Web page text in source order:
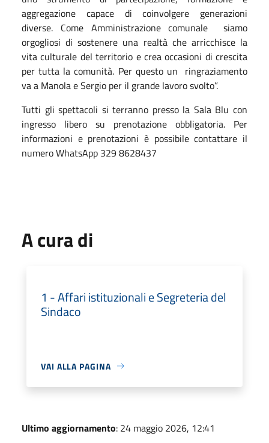
aggregazione capace di coinvolgere generazioni
diverse. Come Amministrazione comunale siamo
orgogliosi di sostenere una realtà che arricchisce la
vita culturale del territorio e crea occasioni di crescita
per tutta la comunità. Per questo un ringraziamento
va a Manola e Sergio per il grande lavoro svolto”.
Tutti gli spettacoli si terranno presso la Sala Blu con
ingresso libero su prenotazione obbligatoria. Per
informazioni e prenotazioni è possibile contattare il
numero WhatsApp 329 8628437
A cura di
1 - Affari istituzionali e Segreteria del
Sindaco
VAI ALLA PAGINA
Ultimo aggiornamento: 24 maggio 2026, 12:41